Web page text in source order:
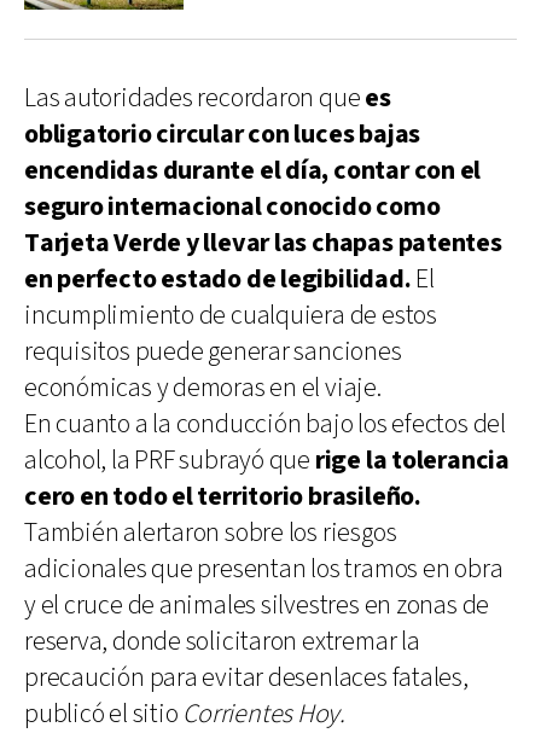
Las autoridades recordaron quees
obligatorio circular con luces bajas
encendidas durante el día, contar con el
seguro internacional conocido como
Tarjeta Verde y llevar las chapas patentes
en perfecto estado de legibilidad.El
incumplimiento de cualquiera de estos
requisitos puede generar sanciones
económicas y demoras en el viaje.
En cuanto a la conducción bajo los efectos del
alcohol, la PRF subrayó que rige la tolerancia
cero en todo el territorio brasileño.
También alertaron sobre los riesgos
adicionales que presentan los tramos en obra
y el cruce de animales silvestres en zonas de
reserva, donde solicitaron extremar la
precaución para evitar desenlaces fatales,
publicó el sitio Corrientes Hoy.